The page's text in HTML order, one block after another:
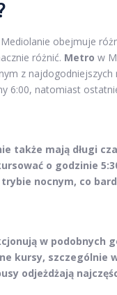
obejmuje
różnić. Metro w
z
6:00, natomiast
także mają długi
o godzinie
nocnym, co
w podobnych
kursy, szczególnie
odjeżdżają